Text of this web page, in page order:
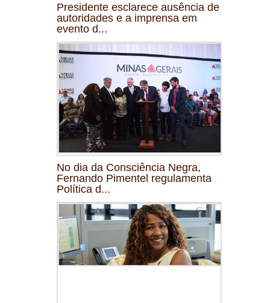
Presidente esclarece ausência de
autoridades e a imprensa em
evento d...
No dia da Consciência Negra,
Fernando Pimentel regulamenta
Política d...